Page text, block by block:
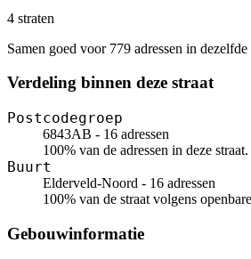
4 straten
Samen goed voor 779 adressen in dezelfde
Verdeling binnen deze straat
Postcodegroep
6843AB - 16 adressen
100% van de adressen in deze straat.
Buurt
Elderveld-Noord - 16 adressen
100% van de straat volgens
Gebouwinformatie